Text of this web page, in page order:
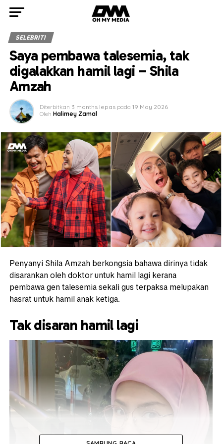
SELEBRITI
Saya pembawa talesemia, tak
digalakkan hamil lagi – Shila
Amzah
Diterbitkan 3 months lepas pada 19 May 2026
Oleh Halimey Zamal
Penyanyi Shila Amzah berkongsia bahawa dirinya tidak
disarankan oleh doktor untuk hamil lagi kerana
pembawa gen talesemia sekali gus terpaksa melupakan
hasrat untuk hamil anak ketiga.
Tak disaran hamil lagi